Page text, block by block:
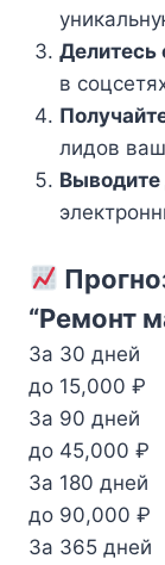
Делитесь
в
лидов
Выводите
“Ремонт
За 30 дней
до 15,000 ₽
За 90 дней
до 45,000 ₽
За 180 дней
до 90,000 ₽
За 365 дней